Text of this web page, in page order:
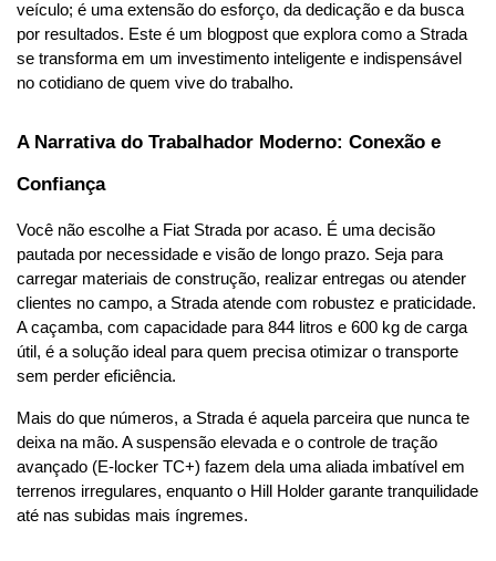
veículo; é uma extensão do esforço, da dedicação e da busca
por resultados. Este é um blogpost que explora como a Strada
se transforma em um investimento inteligente e indispensável
no cotidiano de quem vive do trabalho.
A Narrativa do Trabalhador Moderno: Conexão e
Confiança
Você não escolhe a Fiat Strada por acaso. É uma decisão
pautada por necessidade e visão de longo prazo. Seja para
carregar materiais de construção, realizar entregas ou atender
clientes no campo, a Strada atende com robustez e praticidade.
A caçamba, com capacidade para 844 litros e 600 kg de carga
útil, é a solução ideal para quem precisa otimizar o transporte
sem perder eficiência.
Mais do que números, a Strada é aquela parceira que nunca te
deixa na mão. A suspensão elevada e o controle de tração
avançado (E-locker TC+) fazem dela uma aliada imbatível em
terrenos irregulares, enquanto o Hill Holder garante tranquilidade
até nas subidas mais íngremes.